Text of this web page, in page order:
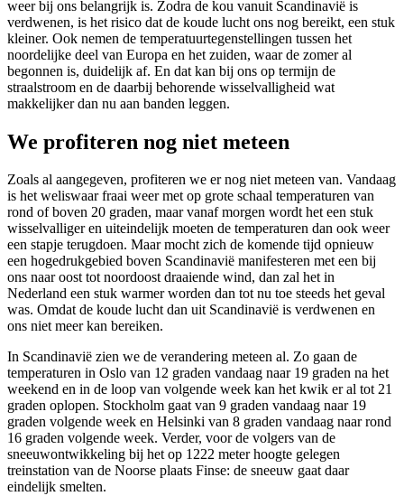
weer bij ons belangrijk is. Zodra de kou vanuit Scandinavië is
verdwenen, is het risico dat de koude lucht ons nog bereikt, een stuk
kleiner. Ook nemen de temperatuurtegenstellingen tussen het
noordelijke deel van Europa en het zuiden, waar de zomer al
begonnen is, duidelijk af. En dat kan bij ons op termijn de
straalstroom en de daarbij behorende wisselvalligheid wat
makkelijker dan nu aan banden leggen.
We profiteren nog niet meteen
Zoals al aangegeven, profiteren we er nog niet meteen van. Vandaag
is het weliswaar fraai weer met op grote schaal temperaturen van
rond of boven 20 graden, maar vanaf morgen wordt het een stuk
wisselvalliger en uiteindelijk moeten de temperaturen dan ook weer
een stapje terugdoen. Maar mocht zich de komende tijd opnieuw
een hogedrukgebied boven Scandinavië manifesteren met een bij
ons naar oost tot noordoost draaiende wind, dan zal het in
Nederland een stuk warmer worden dan tot nu toe steeds het geval
was. Omdat de koude lucht dan uit Scandinavië is verdwenen en
ons niet meer kan bereiken.
In Scandinavië zien we de verandering meteen al. Zo gaan de
temperaturen in Oslo van 12 graden vandaag naar 19 graden na het
weekend en in de loop van volgende week kan het kwik er al tot 21
graden oplopen. Stockholm gaat van 9 graden vandaag naar 19
graden volgende week en Helsinki van 8 graden vandaag naar rond
16 graden volgende week. Verder, voor de volgers van de
sneeuwontwikkeling bij het op 1222 meter hoogte gelegen
treinstation van de Noorse plaats Finse: de sneeuw gaat daar
eindelijk smelten.